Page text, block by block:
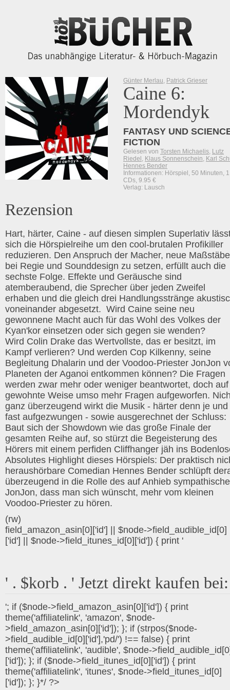
Günter Merlau, Patrick Grieser
Caine 6:
Mordendyk
FANTASY UND
FICTION
Gelesen von Torsten Michaelis, Lutz
Riedel , Klaus Sonnenschein, Karl
Hennes Bender
Informationen: Hörspiel, 50 Minuten, 1
CDs, 9.95 €
Verlag: Lausch
Rezension
Hart, härter, Caine - auf diesen simplen Superlativ
sich die Hörspielreihe um den cool-brutalen Profikiller
reduzieren. Den Anspruch der Macher, neue Maßstäbe
bei Regie und Sounddesign zu setzen, erfüllt auch die
sechste Folge. Effekte und Geräusche sind
atemberaubend, die Sprecher über jeden Zweifel
erhaben und die gleich drei Handlungsstränge
voneinander abgesetzt. Wird Caine seine neu
gewonnene Macht auch für das Wohl des Volkes der
Kyan'kor einsetzen oder sich gegen sie wenden?
Wird Colin Drake das Wertvollste, das er besitzt, im
Kampf verlieren? Und werden Cop Kilkenny, seine
Begleitung Dhalarin und der Voodoo-Priester JonJon
Planeten der Aganoi entkommen können? Die Fragen
werden zwar mehr oder weniger beantwortet, doch auf
gewohnte Weise umso mehr Fragen aufgeworfen.
ganz überzeugend wirkt die Musik - härter denn je und
fast aufgezwungen - sowie ausgerechnet der Schluss:
Baut sich der Showdown wie das große Finale der
gesamten Reihe auf, so stürzt die Begeisterung des
Hörers mit einem perfiden Cliffhanger jäh ins
Absolutes Highlight dieses Hörspiels: Der praktisch
heraushörbare Comedian Hennes Bender schlüpft
überzeugend in die Rolle des auf Anhieb
JonJon, dass man sich wünscht, mehr vom kleinen
Voodoo-Priester zu hören.
(rw)
field_amazon_asin[0]['id'] || $node->field_audible_id[0]
['id'] || $node->field_itunes_id[0]['id']) { print '
' . $korb . ' Jetzt direkt kaufen bei:
'; if ($node->field_amazon_asin[0]['id']) { print
theme('affiliatelink', 'amazon', $node-
>field_amazon_asin[0]['id']); }; if (strpos($node-
>field_audible_id[0]['id'],'pd/') !== false) { print
theme('affiliatelink', 'audible', $node-
['id']); }; if ($node->field_itunes_id[0]['id']) { print
theme('affiliatelink', 'itunes', $node->field_itunes_id[0]
['id']); }; }*/ ?>